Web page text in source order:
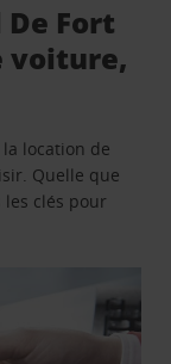
Fort
voiture,
location de
Quelle que
clés pour